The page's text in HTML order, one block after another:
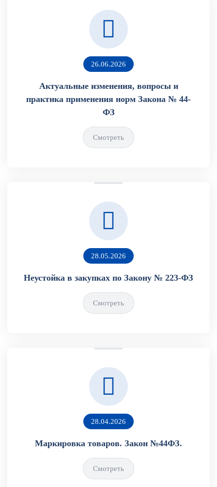
26.06.2026
Актуальные изменения, вопросы и
практика применения норм Закона № 44-
ФЗ
Смотреть
28.05.2026
Неустойка в закупках по Закону № 223-ФЗ
Смотреть
28.04.2026
Маркировка товаров. Закон №44ФЗ.
Смотреть